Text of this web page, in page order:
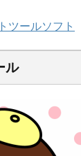
ツールソフト
ル